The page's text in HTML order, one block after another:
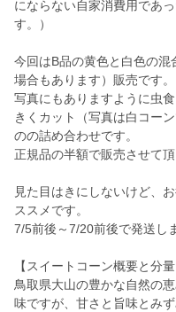
にならない自家消費用であ
す。）
今回はB品の黄色と白色の
場合もあります）販売です。
写真にもありますように虫
きくカット（写真は白コー
のの詰め合わせです。
正規品の半額で販売させて頂
見た目はきにしないけど、
ススメです。
7/5前後～7/20前後で発送し
【スイートコーン概要と分量
鳥取県大山の豊かな自然の
味ですが、甘さと旨味とみ